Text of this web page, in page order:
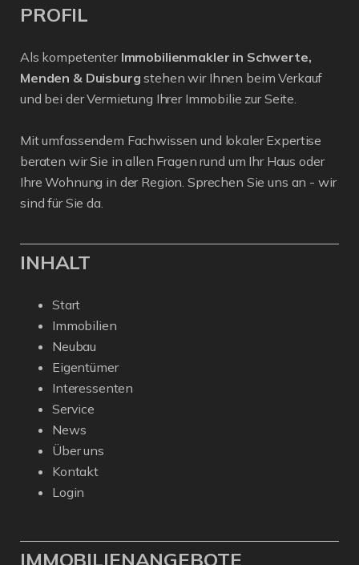
PROFIL
Als kompetenter Immobilienmakler in Schwerte,
Menden & Duisburg stehen wir Ihnen beim Verkauf
und bei der Vermietung Ihrer Immobilie zur Seite.
Mit umfassendem Fachwissen und lokaler Expertise
beraten wir Sie in allen Fragen rund um Ihr Haus oder
Ihre Wohnung in der Region. Sprechen Sie uns an - wir
sind für Sie da.
INHALT
Start
Immobilien
Neubau
Eigentümer
Interessenten
Service
News
Über uns
Kontakt
Login
IMMOBILIENANGEBOTE